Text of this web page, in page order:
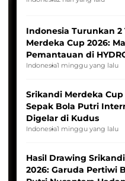
Indonesia Turunkan
Merdeka Cup 2026:
Pemantauan di
League
Indonesia1 minggu yang lalu
Srikandi Merdeka
Sepak Bola Putri
Digelar di Kudus
Indonesia1 minggu yang lalu
Hasil Drawing
2026: Garuda Pertiwi